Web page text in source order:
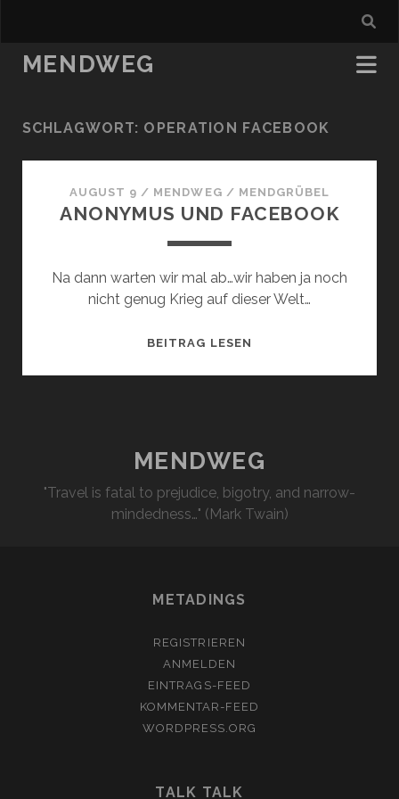
MENDWEG
SCHLAGWORT: OPERATION FACEBOOK
AUGUST 9 / MENDWEG / MENDGRÜBEL
ANONYMUS UND FACEBOOK
Na dann warten wir mal ab…wir haben ja noch
nicht genug Krieg auf dieser Welt…
BEITRAG LESEN
MENDWEG
"Travel is fatal to prejudice, bigotry, and narrow-
mindedness…" (Mark Twain)
METADINGS
REGISTRIEREN
ANMELDEN
EINTRAGS-FEED
KOMMENTAR-FEED
WORDPRESS.ORG
TALK TALK